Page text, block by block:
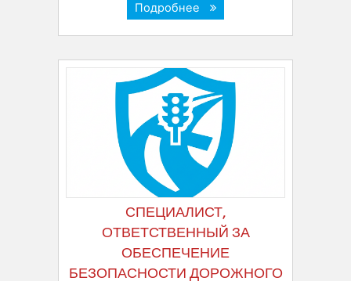
Подробнее
СПЕЦИАЛИСТ,
ОТВЕТСТВЕННЫЙ ЗА
ОБЕСПЕЧЕНИЕ
БЕЗОПАСНОСТИ ДОРОЖНОГО